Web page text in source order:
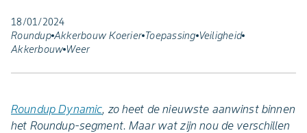
18/01/2024
Roundup Akkerbouw Koerier Toepassing Veiligheid
Akkerbouw Weer
Roundup Dynamic, zo heet de nieuwste aanwinst binnen
het Roundup-segment. Maar wat zijn nou de verschillen